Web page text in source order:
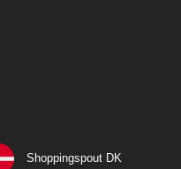
Shoppingspout DK